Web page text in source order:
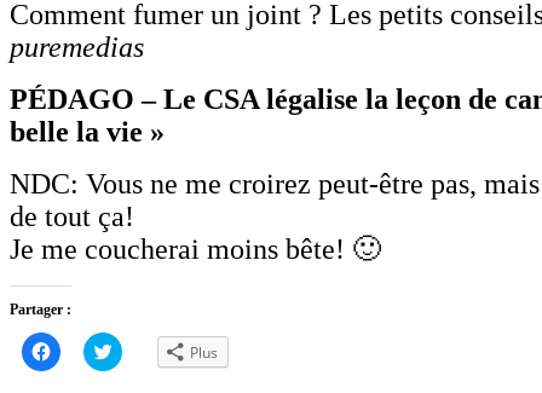
Comment fumer un joint ? Les petits
puremedias
PÉDAGO – Le CSA légalise la leçon de
belle la vie »
NDC: Vous ne me croirez peut-être pas,
de tout ça!
Je me coucherai moins bête! 🙂
Partager :
Cliquez
pour
partager
Cliquez
pour Plus